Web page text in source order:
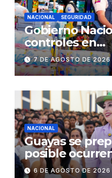
NACIONAL SEGURIDAD
Gobierno
controles en
públicos de
operativos en
comerciales y
concurrencia
7 DE AGOSTO DE 2026
NACIONAL
Guayas se
posible
fenómeno de
6 DE AGOSTO DE 2026